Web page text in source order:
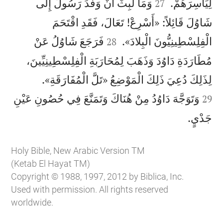
27
شَاوُلَ قَائِلاً: «أَسْرِعْ! تَعَالَ، فَقَدِ اقْتَحَمَ
الْفِلِسْطِينِيُّونَ الْبِلادَ». 

28 فَرَجَعَ شَاوُلُ عَنْ
مُطَارَدَةِ دَاوُدَ وَذَهَبَ لِمُحَارَبَةِ الْفِلِسْطِينِيِّينَ،
لِذَلِكَ دُعِيَ ذَلِكَ الْمَوْضِعُ «تَلَّ الْمُفَارَقَةِ».
29 وَتَوَجَّهَ دَاوُدُ مِنْ هُنَاكَ وَتَمَنَّعَ فِي حُصُونِ عَيْنِ
جَدْيٍ.
Holy Bible, New Arabic Version TM
(Ketab El Hayat TM)
Copyright © 1988, 1997, 2012 by Biblica, Inc.
Used with permission. All rights reserved
worldwide.